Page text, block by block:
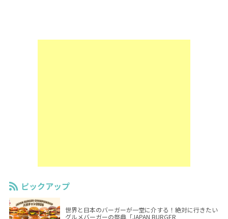
ピックアップ
世界と日本のバーガーが一堂に介する！絶対に行きたい
グルメバーガーの祭典「JAPAN BURGER